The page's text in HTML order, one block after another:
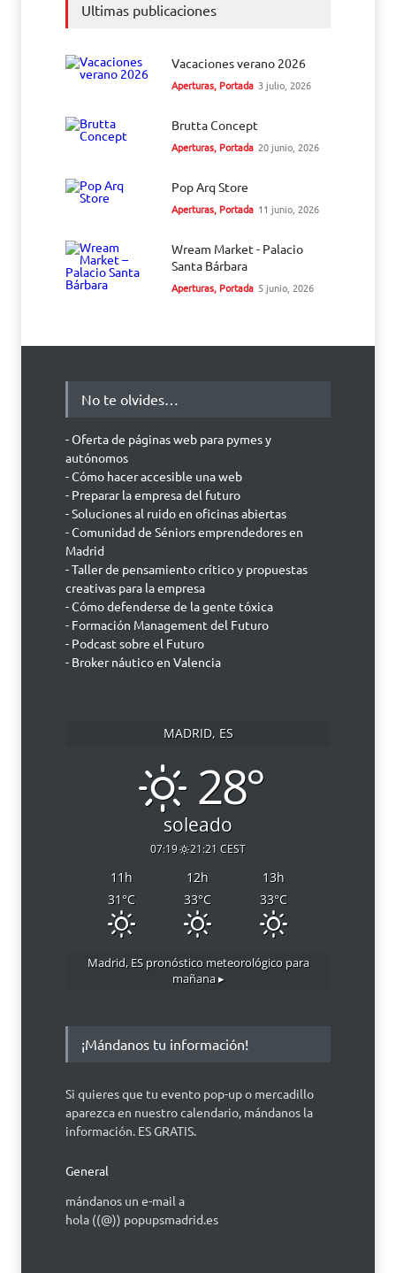
Ultimas publicaciones
Vacaciones verano 2026
Aperturas, Portada 3 julio, 2026
Brutta Concept
Aperturas, Portada 20 junio, 2026
Pop Arq Store
Aperturas, Portada 11 junio, 2026
Wream Market - Palacio
Santa Bárbara
Aperturas, Portada 5 junio, 2026
No te olvides…
- Oferta de páginas web para pymes y
autónomos
- Cómo hacer accesible una web
- Preparar la empresa del futuro
- Soluciones al ruido en oficinas abiertas
- Comunidad de Séniors emprendedores en
Madrid
- Taller de pensamiento crítico y propuestas
creativas para la empresa
- Cómo defenderse de la gente tóxica
- Formación Management del Futuro
- Podcast sobre el Futuro
- Broker náutico en Valencia
MADRID, ES
28°
soleado
07:19 21:21 CEST
11h 12h 13h
31°C 33°C 33°C
Madrid, ESpronóstico meteorológico para
mañana ▸
¡Mándanos tu información!
Si quieres que tu evento pop-up o mercadillo
aparezca en nuestro calendario, mándanos la
información. ES GRATIS.
General
mándanos un e-mail a
hola ((@)) popupsmadrid.es